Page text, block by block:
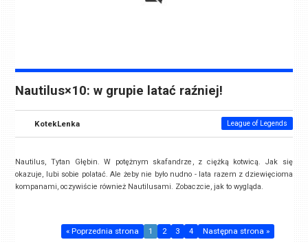
Nautilus×10: w grupie latać raźniej!
KotekLenka League of Legends
Nautilus, Tytan Głębin. W potężnym skafandrze, z ciężką kotwicą. Jak się
okazuje, lubi sobie polatać. Ale żeby nie było nudno - lata razem z dziewięcioma
kompanami, oczywiście również Nautilusami. Zobaczcie, jak to wygląda.
« Poprzednia strona 1 2 3 4 Następna strona »